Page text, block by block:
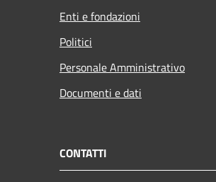
Enti e fondazioni
Politici
Personale Amministrativo
Documenti e dati
CONTATTI